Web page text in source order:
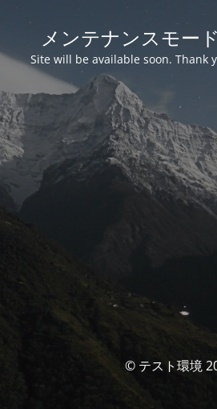
メンテナンスモー
Site will be available soon. Thank
© テスト環境